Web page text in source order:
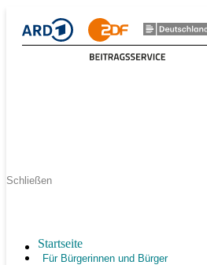
Schließen
Startseite
Für Bürgerinnen und Bürger